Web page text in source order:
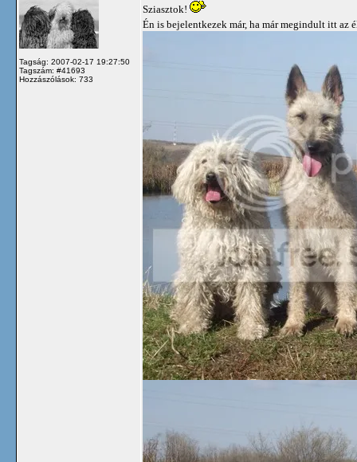
Tagság: 2007-02-17 19:27:50
Tagszám: #41693
Hozzászólások: 733
Sziasztok!
Én is bejelentkezek már, ha már megindult itt az